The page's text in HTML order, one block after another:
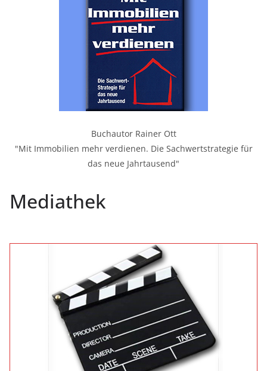
Buchautor Rainer Ott
"Mit Immobilien mehr verdienen. Die Sachwertstrategie für
das neue Jahrtausend"
Mediathek